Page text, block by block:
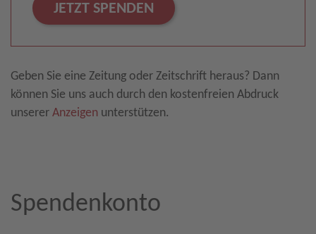
JETZT SPENDEN
Geben Sie eine Zeitung oder Zeitschrift heraus? Dann
können Sie uns auch durch den kostenfreien Abdruck
unserer Anzeigen unterstützen.
Spendenkonto